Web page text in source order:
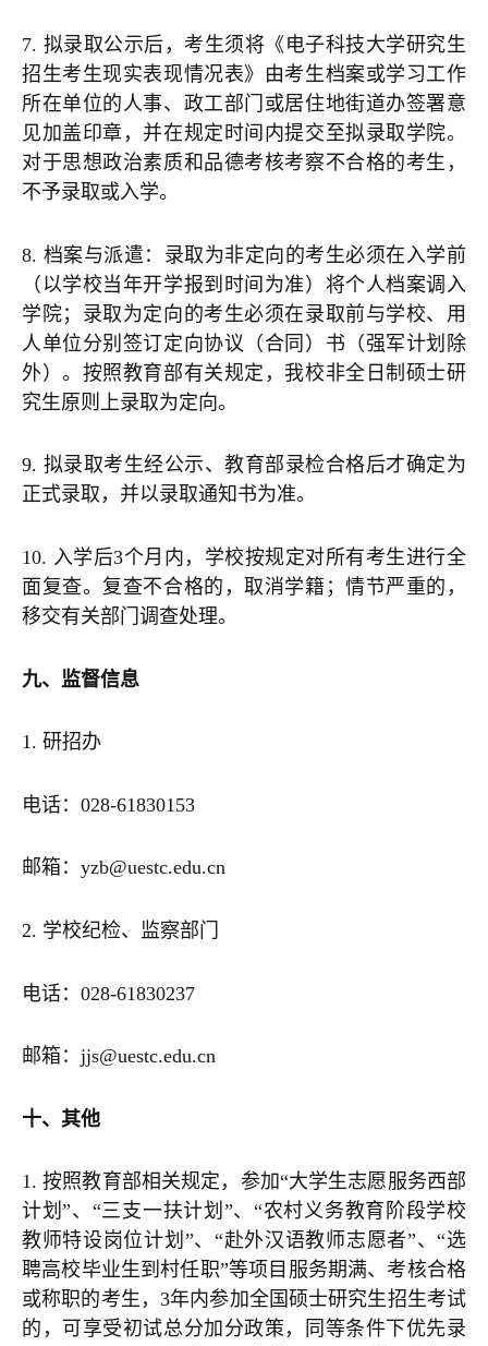
7. 拟录取公示后，考生须将《电子科技大学研究生
招生考生现实表现情况表》由考生档案或学习工作
所在单位的人事、政工部门或居住地街道办签署意
见加盖印章，并在规定时间内提交至拟录取学院。
对于思想政治素质和品德考核考察不合格的考生，
不予录取或入学。
8. 档案与派遣：录取为非定向的考生必须在入学前
（以学校当年开学报到时间为准）将个人档案调入
学院；录取为定向的考生必须在录取前与学校、用
人单位分别签订定向协议（合同）书（强军计划除
外）。按照教育部有关规定，我校非全日制硕士研
究生原则上录取为定向。
9. 拟录取考生经公示、教育部录检合格后才确定为
正式录取，并以录取通知书为准。
10. 入学后3个月内，学校按规定对所有考生进行全
面复查。复查不合格的，取消学籍；情节严重的，
移交有关部门调查处理。
九、监督信息
1. 研招办
电话：028-61830153
邮箱：yzb@uestc.edu.cn
2. 学校纪检、监察部门
电话：028-61830237
邮箱：jjs@uestc.edu.cn
十、其他
1. 按照教育部相关规定，参加“大学生志愿服务西部
计划”、“三支一扶计划”、“农村义务教育阶段学校
教师特设岗位计划”、“赴外汉语教师志愿者”、“选
聘高校毕业生到村任职”等项目服务期满、考核合格
或称职的考生，3年内参加全国硕士研究生招生考试
的，可享受初试总分加分政策，同等条件下优先录